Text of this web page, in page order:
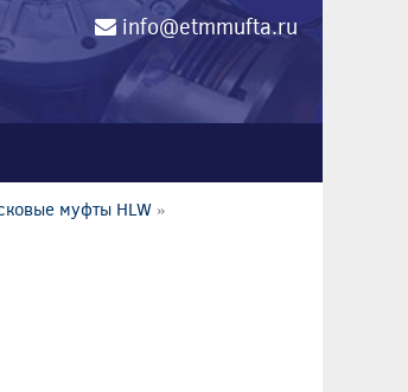
info@etmmufta.ru
муфты HLW »